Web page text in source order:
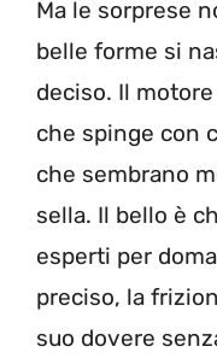
Ma le sorprese
belle forme si
deciso. Il
che spinge con
che sembrano
sella. Il bello è
esperti per
preciso, la
suo dovere